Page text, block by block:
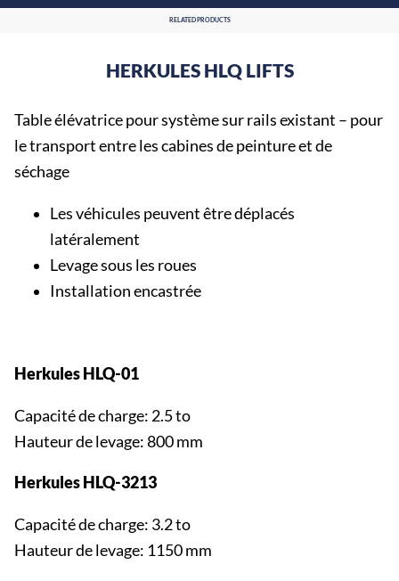
RELATED PRODUCTS
HERKULES HLQ LIFTS
Table élévatrice pour système sur rails existant – pour
le transport entre les cabines de peinture et de
séchage
Les véhicules peuvent être déplacés
latéralement
Levage sous les roues
Installation encastrée
Herkules HLQ-01
Capacité de charge: 2.5 to
Hauteur de levage: 800 mm
Herkules HLQ-3213
Capacité de charge: 3.2 to
Hauteur de levage: 1150 mm